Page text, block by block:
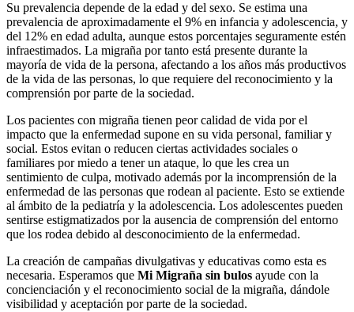
Su prevalencia depende de la edad y del sexo. Se estima una
prevalencia de aproximadamente el 9% en infancia y adolescencia, y
del 12% en edad adulta, aunque estos porcentajes seguramente estén
infraestimados. La migraña por tanto está presente durante la
mayoría de vida de la persona, afectando a los años más productivos
de la vida de las personas, lo que requiere del reconocimiento y la
comprensión por parte de la sociedad.
Los pacientes con migraña tienen peor calidad de vida por el
impacto que la enfermedad supone en su vida personal, familiar y
social. Estos evitan o reducen ciertas actividades sociales o
familiares por miedo a tener un ataque, lo que les crea un
sentimiento de culpa, motivado además por la incomprensión de la
enfermedad de las personas que rodean al paciente. Esto se extiende
al ámbito de la pediatría y la adolescencia. Los adolescentes pueden
sentirse estigmatizados por la ausencia de comprensión del entorno
que los rodea debido al desconocimiento de la enfermedad.
La creación de campañas divulgativas y educativas como esta es
necesaria. Esperamos que Mi Migraña sin bulos ayude con la
concienciación y el reconocimiento social de la migraña, dándole
visibilidad y aceptación por parte de la sociedad.